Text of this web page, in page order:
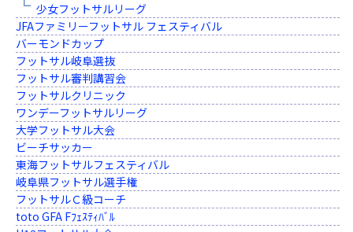
少女フットサルリーグ
JFAファミリーフットサル フェスティバル
バーモンドカップ
フットサル岐阜選抜
フットサル審判講習会
フットサルクリニック
ワンデーフットサルリーグ
大学フットサル大会
ビーチサッカー
東海フットサルフェスティバル
岐阜県フットサル選手権
フットサルＣ級コーチ
toto GFA Fﾌｪｽﾃｨﾊﾞﾙ